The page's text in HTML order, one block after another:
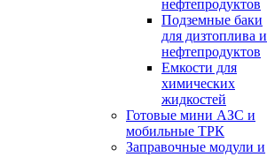
нефтепродуктов
Подземные баки
для дизтоплива и
нефтепродуктов
Емкости для
химических
жидкостей
Готовые мини АЗС и
мобильные ТРК
Заправочные модули и